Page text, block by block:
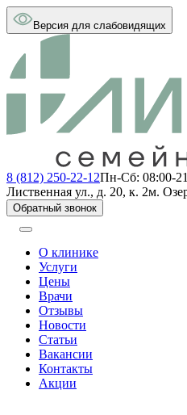
Версия для слабовидящих
8 (812) 250-22-12Пн-Сб: 08:00-
Лиственная ул., д. 20, к. 2м.
Обратный звонок
О клинике
Услуги
Цены
Врачи
Отзывы
Новости
Статьи
Вакансии
Контакты
Акции